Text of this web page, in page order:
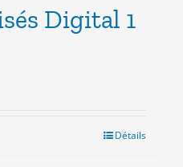
Digital 1
Détails